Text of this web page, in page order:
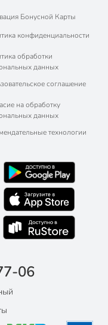
Бонусной Карты
конфиденциальности
обработки
данных
соглашение
на обработку
данных
технологии
06